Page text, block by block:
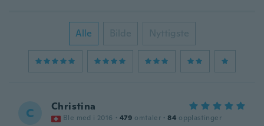
Alle Bilde Nyttigste
C Christina
Ble med i 2016 · 479 omtaler · 84 opplastinger